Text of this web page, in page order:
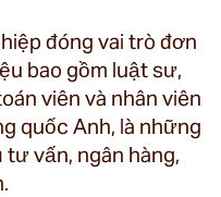
đóng vai trò đơn
bao gồm luật sư,
viên và nhân viên
quốc Anh, là những
vấn, ngân hàng,